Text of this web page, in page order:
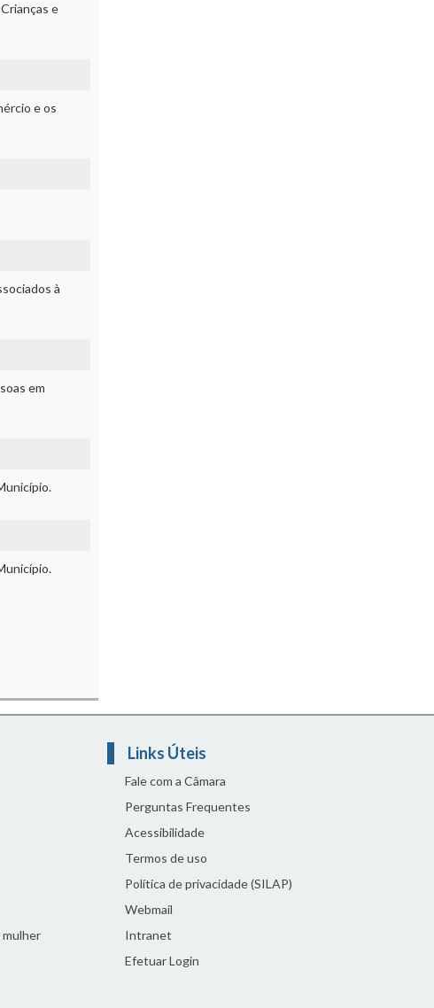
e
e os
à
em
Links Úteis
Fale com a Câmara
Perguntas Frequentes
Acessibilidade
Termos de uso
Política de privacidade (SILAP)
Webmail
Intranet
Efetuar Login